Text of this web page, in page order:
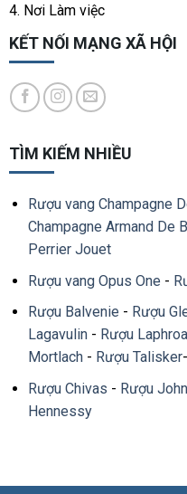
4. Nơi Làm việc
KẾT NỐI MẠNG XÃ HỘI
TÌM KIẾM NHIỀU
Rượu vang Champagne
Champagne Armand De
Perrier Jouet
Rượu vang Opus One -
Rượu Balvenie - Rượu
Lagavulin- Rượu
Mortlach- Rượu Talisker-
Rượu Chivas - Rượu
Hennessy